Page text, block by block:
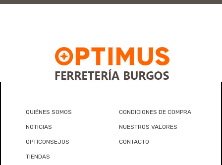
QUIÉNES SOMOS CONDICIONES DE COMPRA
NOTICIAS NUESTROS VALORES
OPTICONSEJOS CONTACTO
TIENDAS